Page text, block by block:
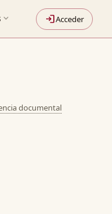
expand_more loginAcceder
documental